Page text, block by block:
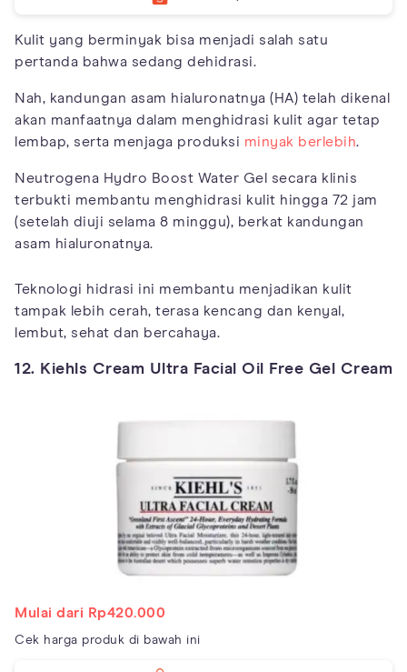
Kulit yang berminyak bisa menjadi salah satu
pertanda bahwa sedang dehidrasi.
Nah, kandungan asam hialuronatnya (HA) telah dikenal
akan manfaatnya dalam menghidrasi kulit agar tetap
lembap, serta menjaga produksi minyak berlebih.
Neutrogena Hydro Boost Water Gel secara klinis
terbukti membantu menghidrasi kulit hingga 72 jam
(setelah diuji selama 8 minggu), berkat kandungan
asam hialuronatnya.
Teknologi hidrasi ini membantu menjadikan kulit
tampak lebih cerah, terasa kencang dan kenyal,
lembut, sehat dan bercahaya.
12. Kiehls Cream Ultra Facial Oil Free Gel Cream
Mulai dari Rp420.000
Cek harga produk di bawah ini